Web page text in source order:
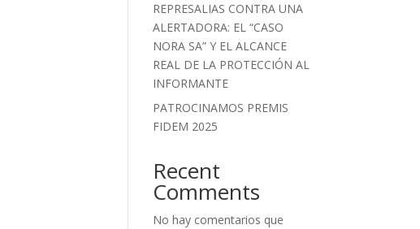
REPRESALIAS CONTRA UNA
ALERTADORA: EL “CASO
NORA SA” Y EL ALCANCE
REAL DE LA PROTECCIÓN AL
INFORMANTE
PATROCINAMOS PREMIS
FIDEM 2025
Recent
Comments
No hay comentarios que